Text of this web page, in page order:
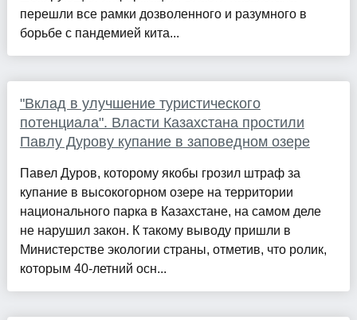
перешли все рамки дозволенного и разумного в
борьбе с пандемией кита...
"Вклад в улучшение туристического
потенциала". Власти Казахстана простили
Павлу Дурову купание в заповедном озере
Павел Дуров, которому якобы грозил штраф за
купание в высокогорном озере на территории
национального парка в Казахстане, на самом деле
не нарушил закон. К такому выводу пришли в
Министерстве экологии страны, отметив, что ролик,
которым 40-летний осн...